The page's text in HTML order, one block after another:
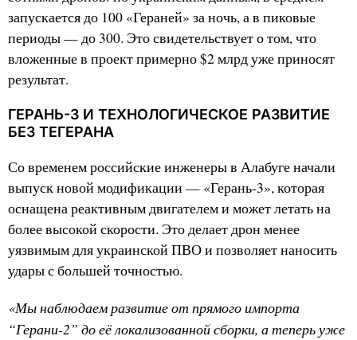
запускается до 100 «Гераней» за ночь, а в пиковые
периоды — до 300. Это свидетельствует о том, что
вложенные в проект примерно $2 млрд уже приносят
результат.
ГЕРАНЬ-3 И ТЕХНОЛОГИЧЕСКОЕ РАЗВИТИЕ
БЕЗ ТЕГЕРАНА
Со временем российские инженеры в Алабуге начали
выпуск новой модификации — «Герань-3», которая
оснащена реактивным двигателем и может летать на
более высокой скорости. Это делает дрон менее
уязвимым для украинской ПВО и позволяет наносить
удары с большей точностью.
«Мы наблюдаем развитие от прямого импорта
“Герани-2” до её локализованной сборки, а теперь уже